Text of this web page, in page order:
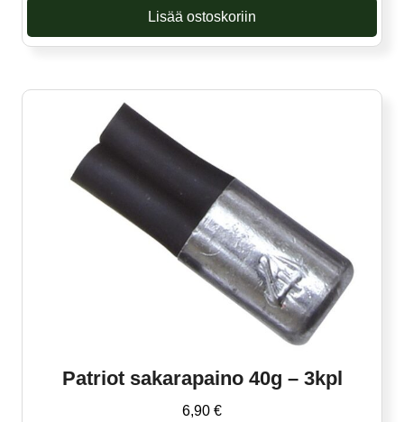
Lisää ostoskoriin
Patriot sakarapaino 40g – 3kpl
6,90 €